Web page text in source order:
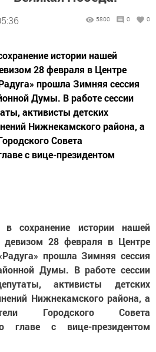
5800 0 0
истории нашей
28 февраля в Центре
прошла Зимняя сессия
Думы. В работе сессии
активисты детских
Нижнекамского района, а
Совета
с вице-президентом
сохранение истории нашей
28 февраля в Центре
прошла Зимняя сессия
Думы. В работе сессии
активисты детских
Нижнекамского района, а
Городского Совета
главе с вице-президентом